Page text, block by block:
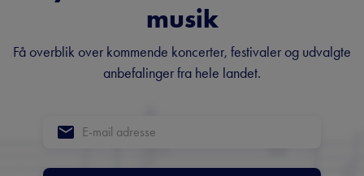
musik
Få overblik over kommende koncerter, festivaler og udvalgte
anbefalinger fra hele landet.